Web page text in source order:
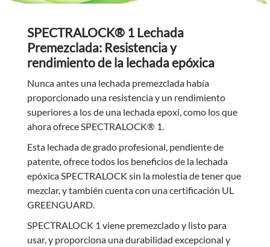
SPECTRALOCK® 1 Lechada
Premezclada: Resistencia y
rendimiento de la lechada epóxica
Nunca antes una lechada premezclada había
proporcionado una resistencia y un rendimiento
superiores a los de una lechada epoxi, como los que
ahora ofrece SPECTRALOCK® 1.
Esta lechada de grado profesional, pendiente de
patente, ofrece todos los beneficios de la lechada
epóxica SPECTRALOCK sin la molestia de tener que
mezclar, y también cuenta con una certificación UL
GREENGUARD.
SPECTRALOCK 1 viene premezclado y listo para
usar, y proporciona una durabilidad excepcional y